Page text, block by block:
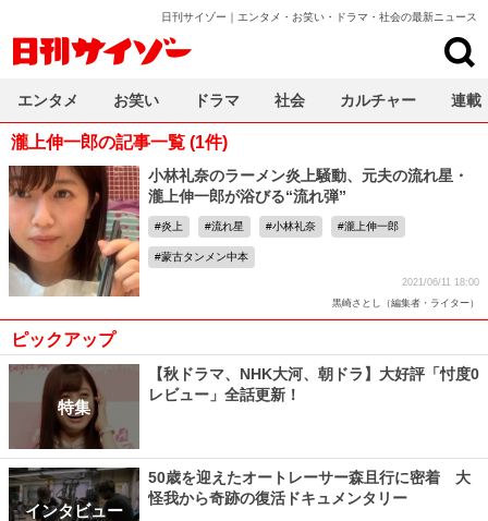
日刊サイゾー｜エンタメ・お笑い・ドラマ・社会の最新ニュース
瀧上伸一郎の記事一覧 (1件)
小林礼奈のラーメン炎上騒動、元夫の流れ星・
瀧上伸一郎が浴びる“流れ弾”
炎上 流れ星 小林礼奈 瀧上伸一郎
蒙古タンメン中本
2021/06/11 18:00
黒崎さとし（編集者・ライター）
ピックアップ
特集
【秋ドラマ、NHK大河、朝ドラ】大好評「忖度0
レビュー」全話更新！
インタビュー
50歳を迎えたオートレーサー森且行に密着 大
怪我から奇跡の復活ドキュメンタリー
エンタメ お笑い ドラマ 社会 カルチャー 連載